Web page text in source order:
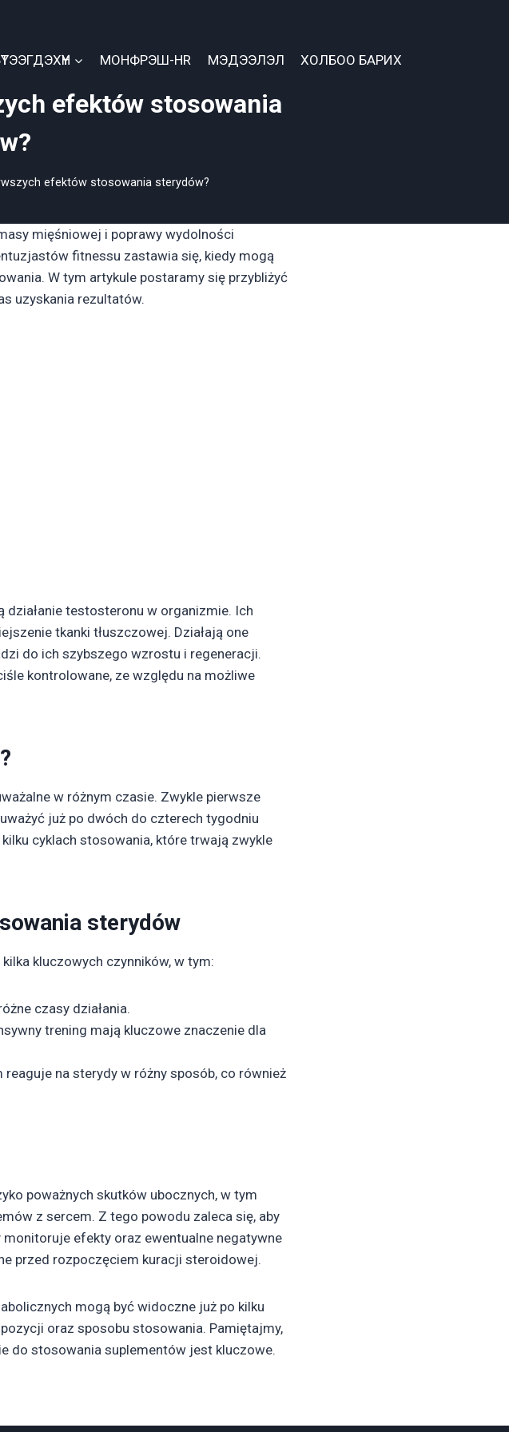
МОНФРЭШ-HR МЭДЭЭЛЭЛ ХОЛБОО БАРИХ
efektów stosowania
efektów stosowania sterydów?
mięśniowej i poprawy wydolności
fitnessu zastawia się, kiedy mogą
W tym artykule postaramy się przybliżyć
uzyskania rezultatów.
testosteronu w organizmie. Ich
tkanki tłuszczowej. Działają one
do ich szybszego wzrostu i regeneracji.
kontrolowane, ze względu na możliwe
w różnym czasie. Zwykle pierwsze
już po dwóch do czterech tygodniu
cyklach stosowania, które trwają zwykle
sterydów
kluczowych czynników, w tym:
czasy działania.
trening mają kluczowe znaczenie dla
na sterydy w różny sposób, co również
poważnych skutków ubocznych, w tym
z sercem. Z tego powodu zaleca się, aby
efekty oraz ewentualne negatywne
przed rozpoczęciem kuracji steroidowej.
mogą być widoczne już po kilku
oraz sposobu stosowania. Pamiętajmy,
do stosowania suplementów jest kluczowe.